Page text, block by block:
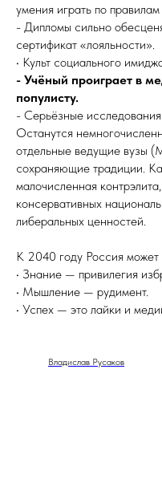
умения играть по
- Дипломы сильно
сертификат «лояльности».
• Культ социального
- Учёный проиграет в
популисту.
- Серьёзные
Останутся
отдельные ведущие
сохраняющие традиции.
малочисленная
консервативных
либеральных ценностей.
К 2040 году Россия может
• Знание — привилегия
• Мышление — рудимент.
• Успех — это лайки и
Владислав Русаков